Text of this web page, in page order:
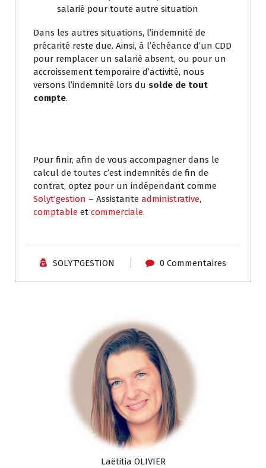
salarié pour toute autre situation
Dans les autres situations, l’indemnité de
précarité reste due. Ainsi, à l’échéance d’un CDD
pour remplacer un salarié absent, ou pour un
accroissement temporaire d’activité, nous
versons l’indemnité lors du solde de tout
compte.
Pour finir, afin de vous accompagner dans le
calcul de toutes c’est indemnités de fin de
contrat, optez pour un indépendant comme
Solyt’gestion – Assistante administrative,
comptable et commerciale.
SOLYT'GESTION 0 Commentaires
Laëtitia OLIVIER